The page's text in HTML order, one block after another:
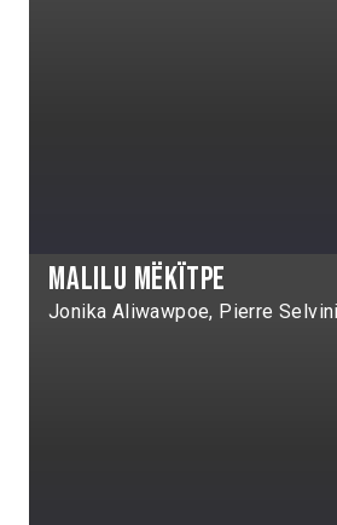
Malilu mëkïtpe
Jonika Aliwawpoe, Pierre